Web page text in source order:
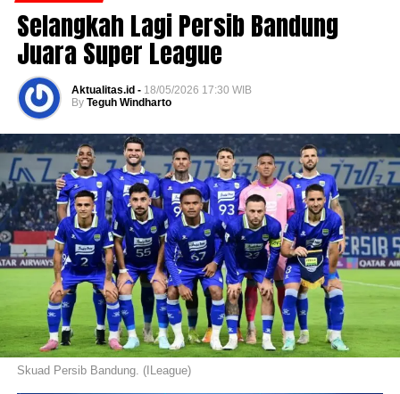
Selangkah Lagi Persib Bandung
Juara Super League
Aktualitas.id - 18/05/2026 17:30 WIB
By Teguh Windharto
Skuad Persib Bandung. (ILeague)